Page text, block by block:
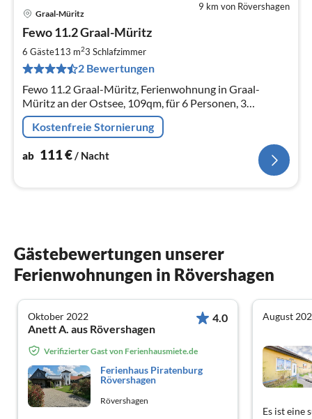
9 km von Rövershagen
Graal-Müritz
Fewo 11.2 Graal-Müritz
6 Gäste113 m23 Schlafzimmer
2 Bewertungen
Fewo 11.2 Graal-Müritz, Ferienwohnung in Graal-
Müritz an der Ostsee, 109qm, für 6 Personen, 3
Schlafzimmer mit SAT-TV, großzügiger Wohnbereich
Sauna und Balkonterrasse
Kostenfreie Stornierung
ab 111€/ Nacht
Gästebewertungen unserer
Ferienwohnungen in Rövershagen
Oktober 2022
Anett A. aus Rövershagen
4.0
Verifizierter Gast von Ferienhausmiete.de
Ferienhaus Piratenburg
Rövershagen
Rövershagen
August
Es ist eine